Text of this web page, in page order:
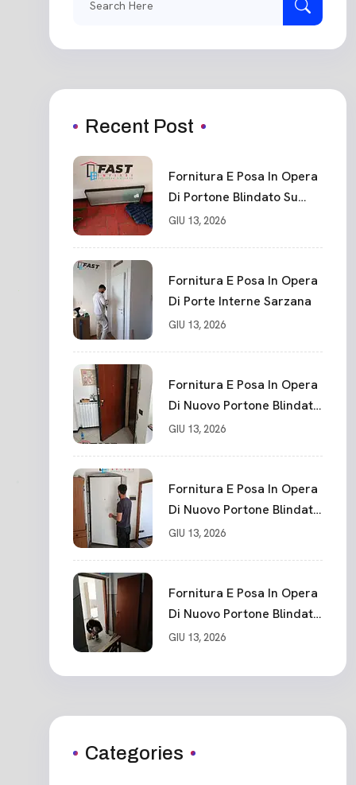
Recent Post
Fornitura E Posa In Opera
Di Portone Blindato Su
Misura In PVC, Panello
Punti La Spezia
GIU 13, 2026
Fornitura E Posa In Opera
Di Porte Interne Sarzana
GIU 13, 2026
Fornitura E Posa In Opera
Di Nuovo Portone Blindato
La Spezia
GIU 13, 2026
Fornitura E Posa In Opera
Di Nuovo Portone Blindato
Classe 3 Sicurezza
GIU 13, 2026
Fornitura E Posa In Opera
Di Nuovo Portone Blindato
Ceparana
GIU 13, 2026
Categories